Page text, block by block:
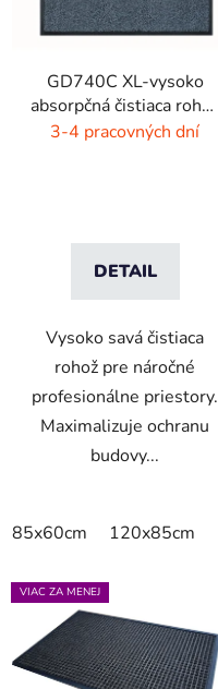
GD740C XL-vysoko
absorpčná čistiaca rohož
- 4 farby
3-4 pracovných dní
DETAIL
Vysoko savá čistiaca
rohož pre náročné
profesionálne priestory.
Maximalizuje ochranu
budovy...
85x60cm 120x85cm
VIAC ZA MENEJ